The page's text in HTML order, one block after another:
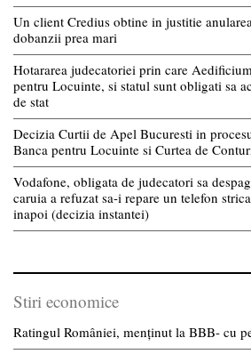
Un client Credius obtine in justitie
dobanzii prea mari
Hotararea judecatoriei prin care
pentru Locuinte, si statul sunt obligati sa
de stat
Decizia Curtii de Apel Bucuresti in
Banca pentru Locuinte si Curtea de
Vodafone, obligata de judecatori sa
caruia a refuzat sa-i repare un telefon
inapoi (decizia instantei)
Stiri economice
Ratingul României, menținut la BBB- cu